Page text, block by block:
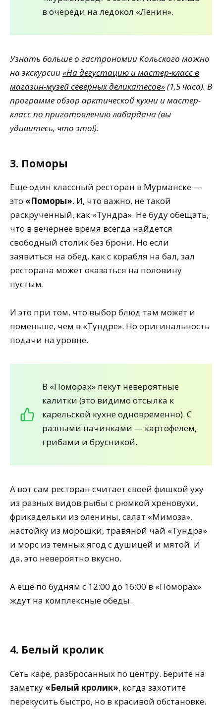
в очереди на ледокол «Ленин».
Узнать больше о гастрономии Кольского можно
на экскурсии«На дегустацию и мастер-класс в
магазин-музей северных деликатесов»(1,5 часа). В
программе обзор арктической кухни и мастер-
класс по приготовлению лабардана (вы
удивитесь, что это!).
3. Поморы
Еще один классный ресторан в Мурманске —
это «Поморы». И, что важно, не такой
раскрученный, как «Тундра». Не буду обещать,
что в вечернее время всегда найдется
свободный столик без брони. Но если
заявиться на обед, как с корабля на бал, зал
ресторана может оказаться на половину
пустым.
И это при том, что выбор блюд там может и
поменьше, чем в «Тундре». Но оригинальность
подачи на уровне.
В «Поморах» пекут невероятные
калитки (это видимо отсылка к
карельской кухне одновременно). С
разными начинками — картофелем,
грибами и брусникой.
А вот сам ресторан считает своей фишкой уху
из разных видов рыбы с рюмкой хреновухи,
фрикадельки из оленины, салат «Мимоза»,
настойку из морошки, травяной чай «Тундра»
и морс из темных ягод с душицей и мятой. И
да, это невероятно вкусно.
А еще по будням с 12:00 до 16:00 в «Поморах»
ждут на комплексные обеды.
4. Белый кролик
Сеть кафе, разбросанных по центру. Берите на
заметку «Белый кролик», когда захотите
перекусить быстро, но в красивой обстановке.